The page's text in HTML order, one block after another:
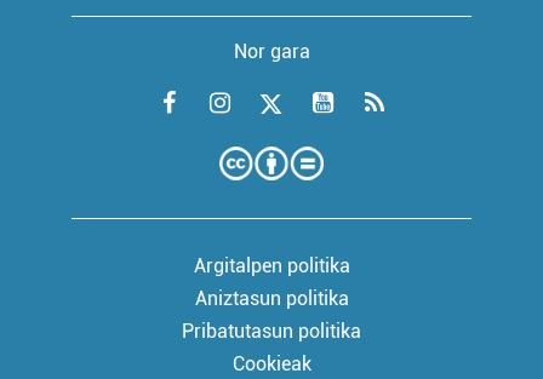
Nor gara
Argitalpen politika
Aniztasun politika
Pribatutasun politika
Cookieak